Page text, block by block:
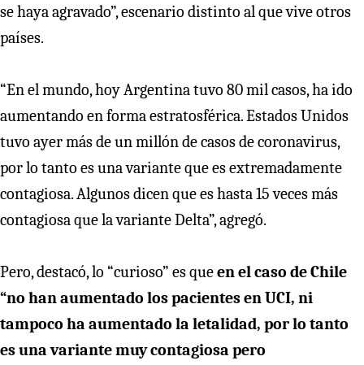
se haya agravado”, escenario distinto al que vive otros
países.
“En el mundo, hoy Argentina tuvo 80 mil casos, ha ido
aumentando en forma estratosférica. Estados Unidos
tuvo ayer más de un millón de casos de coronavirus,
por lo tanto es una variante que es extremadamente
contagiosa. Algunos dicen que es hasta 15 veces más
contagiosa que la variante Delta”, agregó.
Pero, destacó, lo “curioso” es queen el caso de Chile
“no han aumentado los pacientes en UCI, ni
tampoco ha aumentado la letalidad, por lo tanto
es una variante muy contagiosa pero